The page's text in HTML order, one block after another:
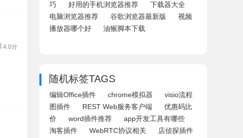
4.0分
巧
好用的手机浏览器推荐
下载器大全
电脑浏览器推荐
谷歌浏览器最新版
视频
播放器哪个好
油猴脚本下载
随机标签TAGS
编辑Office插件 chrome模拟器
visio流程
图插件
REST Web服务客户端
优惠码比
价
word插件推荐
app开发工具有哪些
淘客插件
WebRTC协议相关
店侦探插件